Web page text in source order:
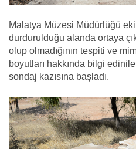
Malatya Müzesi Müdürlüğü
durdurulduğu alanda ortaya
olup olmadığının tespiti ve
boyutları hakkında bilgi
sondaj kazısına başladı.